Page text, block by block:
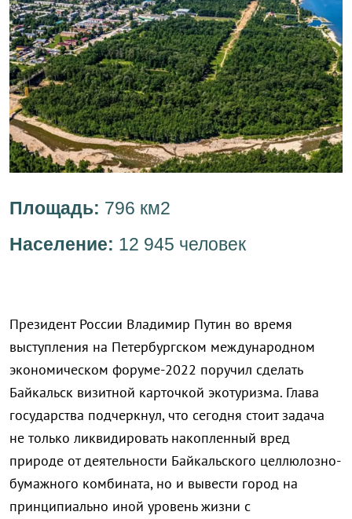
Площадь: 796 км2
Население: 12 945 человек
Президент России Владимир Путин во время
выступления на Петербургском международном
экономическом форуме-2022 поручил сделать
Байкальск визитной карточкой экотуризма. Глава
государства подчеркнул, что сегодня стоит задача
не только ликвидировать накопленный вред
природе от деятельности Байкальского целлюлозно-
бумажного комбината, но и вывести город на
принципиально иной уровень жизни с